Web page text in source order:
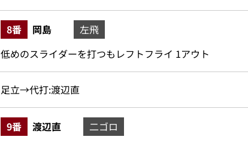
8番 岡島
左飛
低めのスライダーを打つもレフトフライ 1アウト
足立→代打:渡辺直
9番 渡辺直
二ゴロ